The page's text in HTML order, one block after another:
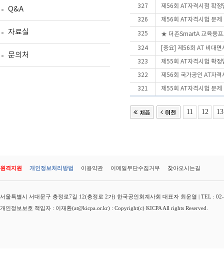
Q&A
자료실
문의처
327 제56회 AT자격시험 확정
326 제56회 AT자격시험 문
325 ★ 더존SmartA 교육용
324 [중요] 제56회 AT 비대
323 제55회 AT자격시험 확정
322 제56회 국가공인 AT자격
321 제55회 AT자격시험 문
11 12 13
원격지원 개인정보처리방법 이용약관 이메일무단수집거부 찾아오시는길
서울특별시 서대문구 충정로7길 12(충정로 2가) 한국공인회계사회 대표자 최운열 | TEL :
개인정보보호 책임자 : 이재환(at@kicpa.or.kr) : Copyright(c) KICPA All rights Reserved.